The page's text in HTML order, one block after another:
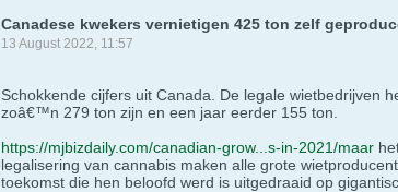
Canadese kwekers vernietigen 425 ton zelf
13 August 2022, 11:57
Schokkende cijfers uit Canada. De legale wietbedrijven
zoâ€™n 279 ton zijn en een jaar eerder 155 ton.
https://mjbizdaily.com/canadian-grow...s-in-2021/maar
legalisering van cannabis maken alle grote
toekomst die hen beloofd werd is uitgedraaid op